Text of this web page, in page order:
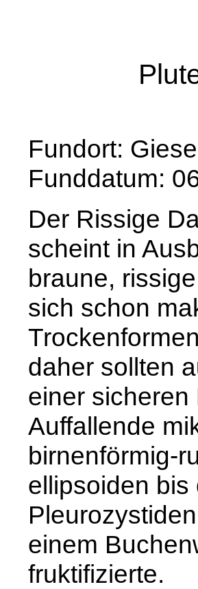
Fundort:
Funddatum:
Der Rissige
scheint in
braune,
sich schon
daher sollten
einer
Auffallende
birnenförmig-
ellipsoiden
einem
fruktifizierte.